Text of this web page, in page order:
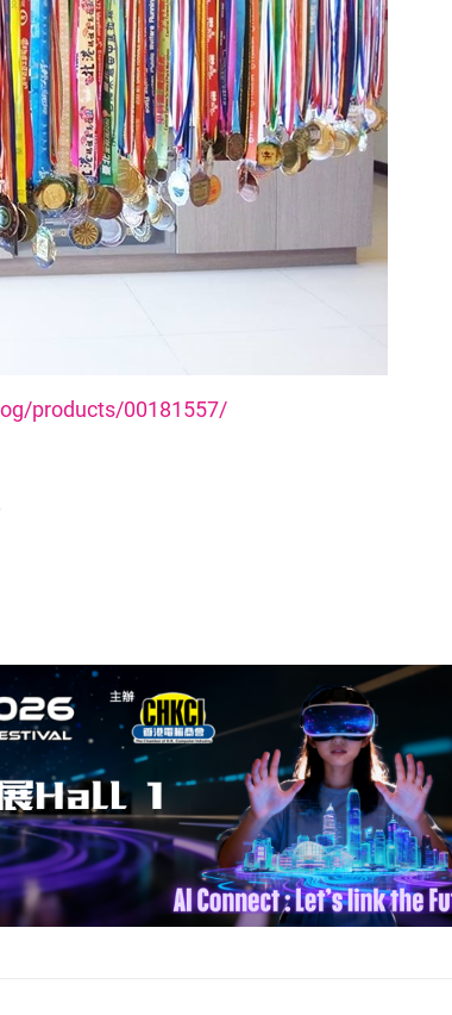
products/00181557/